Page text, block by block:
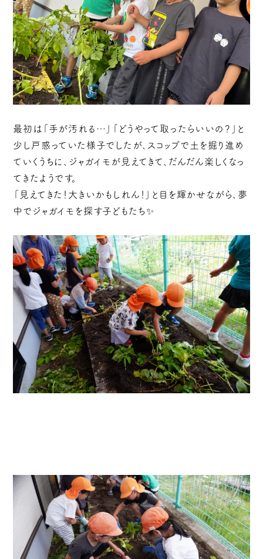
最初は「手が汚れる…」「どうやって取ったらいいの？」と
少し戸惑っていた様子でしたが、スコップで土を掘り進め
ていくうちに、ジャガイモが見えてきて、だんだん楽しくなっ
てきたようです。
「見えてきた！大きいかもしれん！」と目を輝かせながら、夢
中でジャガイモを探す子どもたち✨